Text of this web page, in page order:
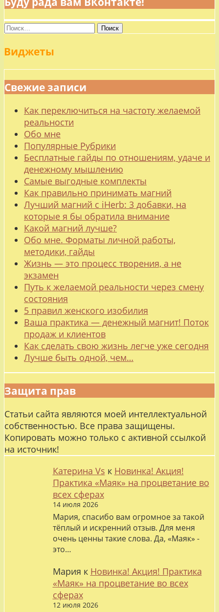
Найти:
Виджеты
Свежие записи
Как переключиться на частоту желаемой
реальности
Обо мне
Популярные Рубрики
Бесплатные гайды по отношениям, удаче и
денежному мышлению
Самые выгодные комплекты
Как правильно принимать магний
Лучший магний с iHerb: 3 добавки, на
которые я бы обратила внимание
Какой магний лучше?
Обо мне. Форматы личной работы,
методики, гайды
Жизнь — это процесс творения, а не
экзамен
Путь к желаемой реальности через смену
состояния
5 правил женского изобилия
Ваша практика — денежный магнит! Поток
продаж и клиентов
Как сделать свою жизнь легче уже сегодня
Лучше быть одной, чем…
Защита прав
Статьи сайта являются моей интеллектуальной
собственностью. Все права защищены.
Копировать можно только с активной ссылкой
на источник!
Катерина Vs к Новинка! Акция!
Практика «Маяк» на процветание во
всех сферах
14 июля 2026
Мария, спасибо вам огромное за такой
тёплый и искренний отзыв. Для меня
очень ценны такие слова. Да, «Маяк» -
это…
Мария к Новинка! Акция! Практика
«Маяк» на процветание во всех
сферах
12 июля 2026